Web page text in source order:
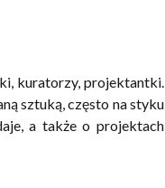
kuratorzy, projektantki.
sztuką, często na styku
a także o projektach